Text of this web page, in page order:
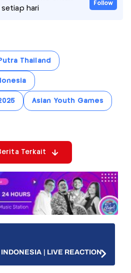
hari
Follow
Thailand
Asian Youth Games
Terkait
| LIVE REACTION